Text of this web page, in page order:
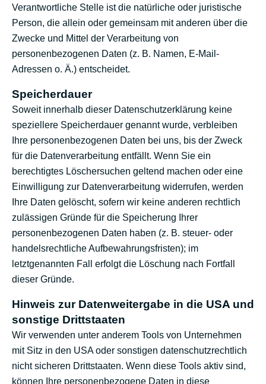
Verantwortliche Stelle ist die natürliche oder juristische
Person, die allein oder gemeinsam mit anderen über die
Zwecke und Mittel der Verarbeitung von
personenbezogenen Daten (z. B. Namen, E-Mail-
Adressen o. Ä.) entscheidet.
Speicherdauer
Soweit innerhalb dieser Datenschutzerklärung keine
speziellere Speicherdauer genannt wurde, verbleiben
Ihre personenbezogenen Daten bei uns, bis der Zweck
für die Datenverarbeitung entfällt. Wenn Sie ein
berechtigtes Löschersuchen geltend machen oder eine
Einwilligung zur Datenverarbeitung widerrufen, werden
Ihre Daten gelöscht, sofern wir keine anderen rechtlich
zulässigen Gründe für die Speicherung Ihrer
personenbezogenen Daten haben (z. B. steuer- oder
handelsrechtliche Aufbewahrungsfristen); im
letztgenannten Fall erfolgt die Löschung nach Fortfall
dieser Gründe.
Hinweis zur Datenweitergabe in die USA und
sonstige Drittstaaten
Wir verwenden unter anderem Tools von Unternehmen
mit Sitz in den USA oder sonstigen datenschutzrechtlich
nicht sicheren Drittstaaten. Wenn diese Tools aktiv sind,
können Ihre personenbezogene Daten in diese